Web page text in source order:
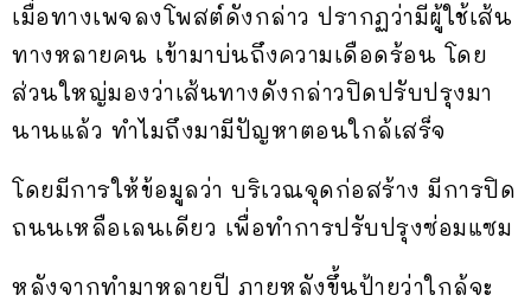
เมื่อทางเพจลงโพสต์ดังกล่าว ปรากฏว่ามีผู้ใช้เส้น
ทางหลายคน เข้ามาบ่นถึงความเดือดร้อน โดย
ส่วนใหญ่มองว่าเส้นทางดังกล่าวปิดปรับปรุงมา
นานแล้ว ทำไมถึงมามีปัญหาตอนใกล้เสร็จ
โดยมีการให้ข้อมูลว่า บริเวณจุดก่อสร้าง มีการปิด
ถนนเหลือเลนเดียว เพื่อทำการปรับปรุงซ่อมแซม
หลังจากทำมาหลายปี ภายหลังขึ้นป้ายว่าใกล้จะ